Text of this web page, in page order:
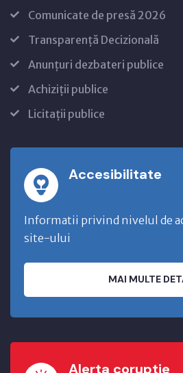
Comunicate de presă 2026
Transparență Decizională
Anunțuri dezbateri publice
Achiziții publice
Licitații publice
Accesibilitate
Informatii privind nivelul de
site-ului
MAI MULTE
Alerta coruptie